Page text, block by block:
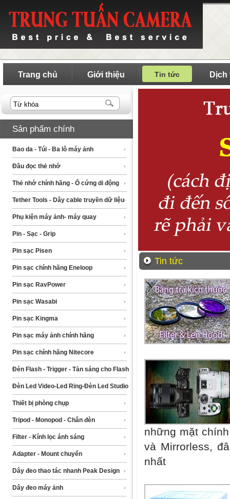
Trang chủ Giới thiệu Tin tức Dịch
Sản phẩm chính
Bao da - Túi - Ba lô máy ảnh
Đầu đọc thẻ nhớ
Thẻ nhớ chính hãng - Ổ cứng di động
Tether Tools - Dây cable truyền dữ liệu
Phụ kiện máy ảnh- máy quay
Pin - Sạc - Grip
Pin sạc Pisen
Pin sạc chính hãng Eneloop
Pin sạc RavPower
Pin sạc Wasabi
Pin sạc Kingma
Pin sạc máy ảnh chính hãng
Pin sạc chính hãng Nitecore
Đèn Flash - Trigger - Tản sáng cho Flash
Đèn Led Video-Led Ring-Đèn Led Studio
Thiết bị phòng chụp
Tripod - Monopod - Chân đèn
Filter - Kính lọc ánh sáng
Adapter - Mount chuyển
Dây đeo thao tác nhanh Peak Design
Dây đeo máy ảnh
Tin tức
những mặt
và Mirrorless,
nhất